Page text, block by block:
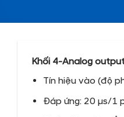
Khối 4-Analog
Tín hiệu vào (độ
Đáp ứng: 20 μs/1